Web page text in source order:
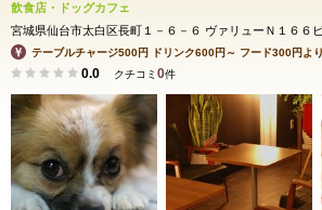
飲食店・ドッグカフェ
宮城県仙台市太白区長町１－６－６ ヴァリューＮ１６６
テーブルチャージ500円 ドリンク600円～ フード300円より
0.0 クチコミ 0件